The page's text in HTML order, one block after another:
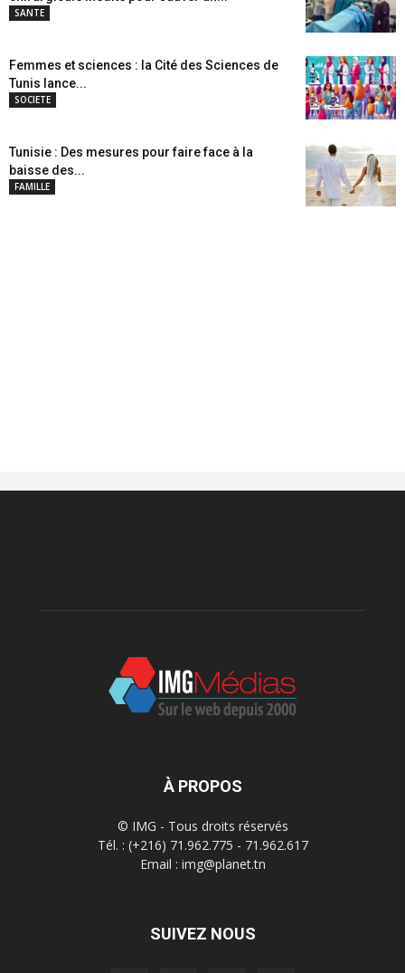
SANTE
Femmes et sciences : la Cité des Sciences de
Tunis lance...
SOCIETE
Tunisie : Des mesures pour faire face à la
baisse des...
FAMILLE
À PROPOS
© IMG - Tous droits réservés
Tél. : (+216) 71.962.775 - 71.962.617
Email : img@planet.tn
SUIVEZ NOUS